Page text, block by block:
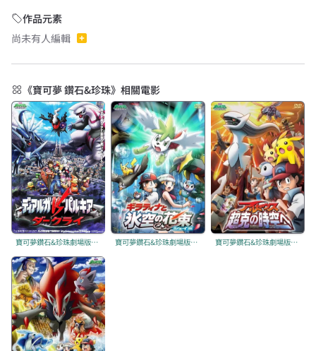
作品元素
尚未有人編輯
《寶可夢 鑽石&珍珠》相關電影
寶可夢鑽石&珍珠劇場版：決戰時空之塔 帝牙盧卡VS帕路奇犽VS達克萊伊 寶可夢鑽石&珍珠劇場版：騎拉帝納與冰空的花束 潔咪 寶可夢鑽石&珍珠劇場版：阿爾宙斯 超克的時空